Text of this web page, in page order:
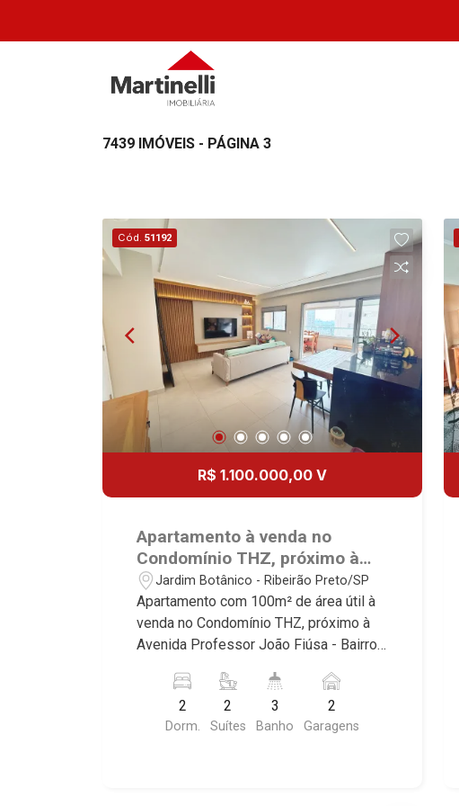
7439 IMÓVEIS - PÁGINA 3
Cód. 51192
R$ 1.100.000,00 V
Apartamento à venda no
Condomínio THZ, próximo à
Avenida Professor João Fiúsa -
Ribeirão Preto/SP.
Jardim Botânico - Ribeirão Preto/SP
Apartamento com 100m² de área útil à
venda no Condomínio THZ, próximo à
Avenida Professor João Fiúsa - Bairro
Conheça as características deste
imóvel que a Martinelli Imobiliária
selecionou para você: - 100m² de área
2
Dorm.
2
Suítes
3
Banho
2
Garagens